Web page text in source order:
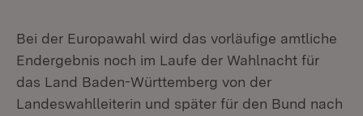
Bei der Europawahl wird das vorläufige amtliche
Endergebnis noch im Laufe der Wahlnacht für
das Land Baden-Württemberg von der
Landeswahlleiterin und später für den Bund nach